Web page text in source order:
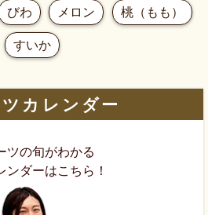
びわ メロン 桃（もも）
すいか
カレンダー
ツの旬がわかる
ンダーはこちら！